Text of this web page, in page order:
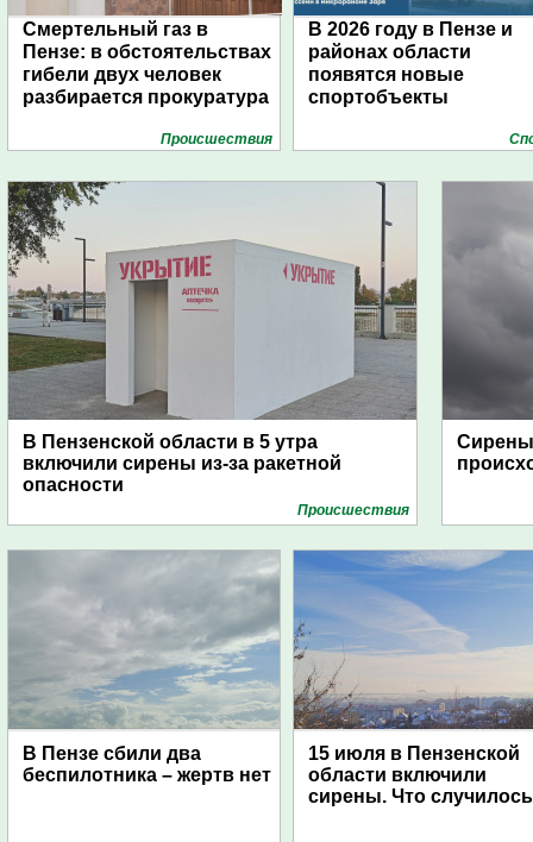
Смертельный газ в
Пензе: в обстоятельствах
гибели двух человек
разбирается прокуратура
Проиcшествия
В 2026 году в Пензе и
районах области
появятся новые
спортобъекты
В Пензенской области в 5 утра
включили сирены из-за ракетной
опасности
Проиcшествия
Сирены
В Пензе сбили два
беспилотника – жертв нет
15 июля в Пензенской
области включили
сирены. Что